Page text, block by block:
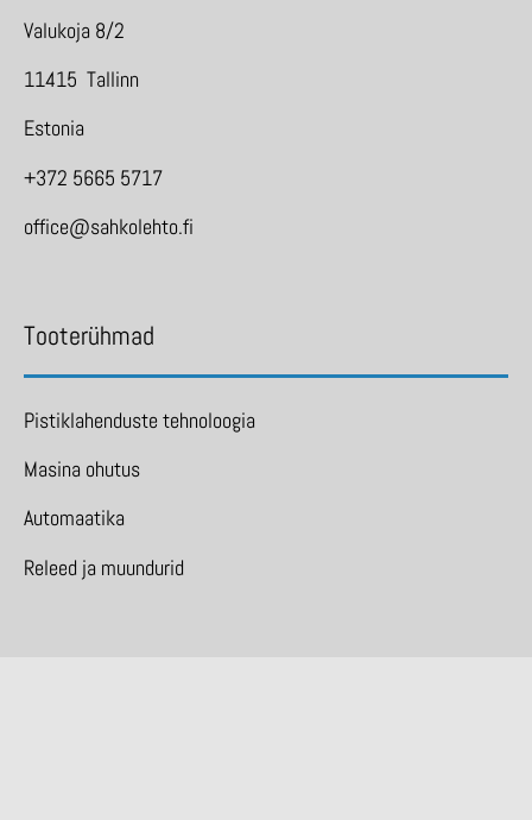
Valukoja 8/2
11415 Tallinn
Estonia
+372 5665 5717
office@sahkolehto.fi
Tooterühmad
Pistiklahenduste tehnoloogia
Masina ohutus
Automaatika
Releed ja muundurid